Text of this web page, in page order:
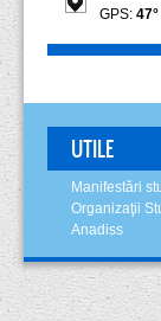
GPS:
UTILE
Manifestări
Organizaţii
Anadiss